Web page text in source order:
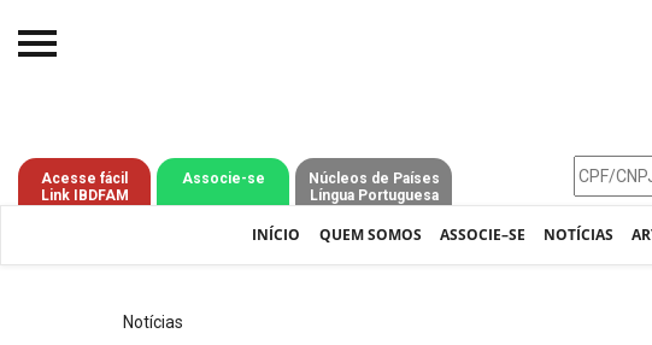
Acesse fácil
Link IBDFAM
Associe-se
Núcleos de Países
Língua Portuguesa
INÍCIO QUEM SOMOS ASSOCIE–SE NOTÍCIAS
O IBDFAM
Notícias
Notícias